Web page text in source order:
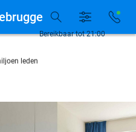
week beschikbaarBereikbaar tot 21:00